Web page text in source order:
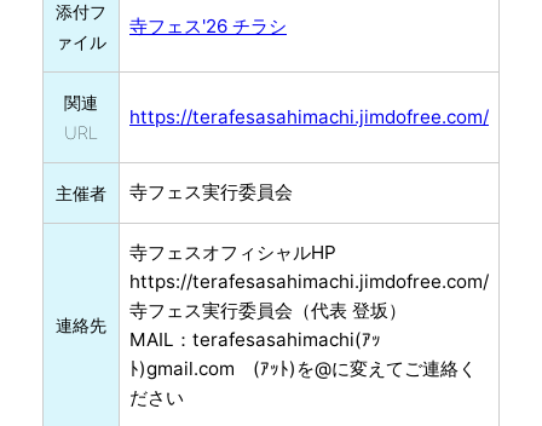
添付フ
ァイル
寺フェス'26 チラシ
関連
URL
https://terafesasahimachi.jimdofree.com/
主催者 寺フェス実行委員会
連絡先
寺フェスオフィシャルHP
https://terafesasahimachi.jimdofree.com/
寺フェス実行委員会（代表 登坂）
MAIL：terafesasahimachi(ｱｯ
ﾄ)gmail.com (ｱｯﾄ)を@に変えてご連絡く
ださい